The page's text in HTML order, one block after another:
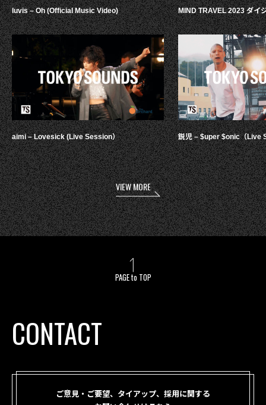
luvis – Oh (Official Music Video)
aimi – Lovesick (Live Session）
MIND TRAVEL 2023 ダイ
鋭児 – $uper $onic（Live
VIEW MORE
PAGE to TOP
CONTACT
ご意見・ご要望、タイアップ、採用に関する